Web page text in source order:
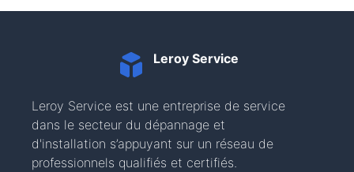
Leroy Service
Leroy Service est une entreprise de service
dans le secteur du dépannage et
d'installation s’appuyant sur un réseau de
professionnels qualifiés et certifiés.